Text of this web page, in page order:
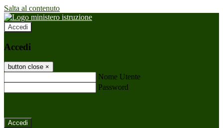
Salta al contenuto
Accedi
Accedi
button close ×
Nome Utente
Password